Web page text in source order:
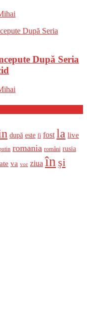
După Seria
după este fi fost la live
romania români rusia
va vor ziua în și